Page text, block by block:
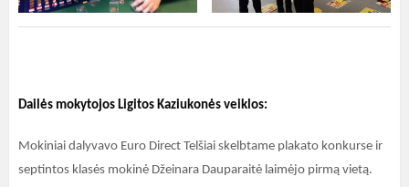
Dailės mokytojos Ligitos Kaziukonės veiklos:
Mokiniai dalyvavo Euro Direct Telšiai skelbtame plakato konkurse ir
septintos klasės mokinė Džeinara Dauparaitė laimėjo pirmą vietą.